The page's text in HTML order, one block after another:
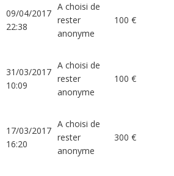
09/04/2017
22:38
A choisi de
rester
anonyme
100 €
31/03/2017
10:09
A choisi de
rester
anonyme
100 €
17/03/2017
16:20
A choisi de
rester
anonyme
300 €